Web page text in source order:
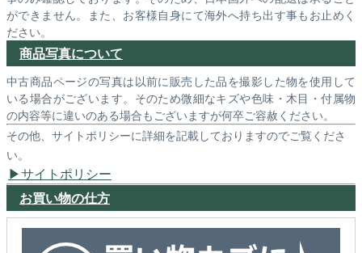
ができません。また、お客様自身にて海外へ持ち出す事もお止めく
ださい。
商品写真について
中古商品ページの写真は以前に販売した品を撮影した物を使用して
いる場合がございます。そのため微細なキズや色味・木目・付属物
の内容等に違いのある場合もございますが何卒ご容赦ください。
その他、サイトポリシーに詳細を記載しておりますのでご覧くださ
い。
サイトポリシー
お買い物の仕方